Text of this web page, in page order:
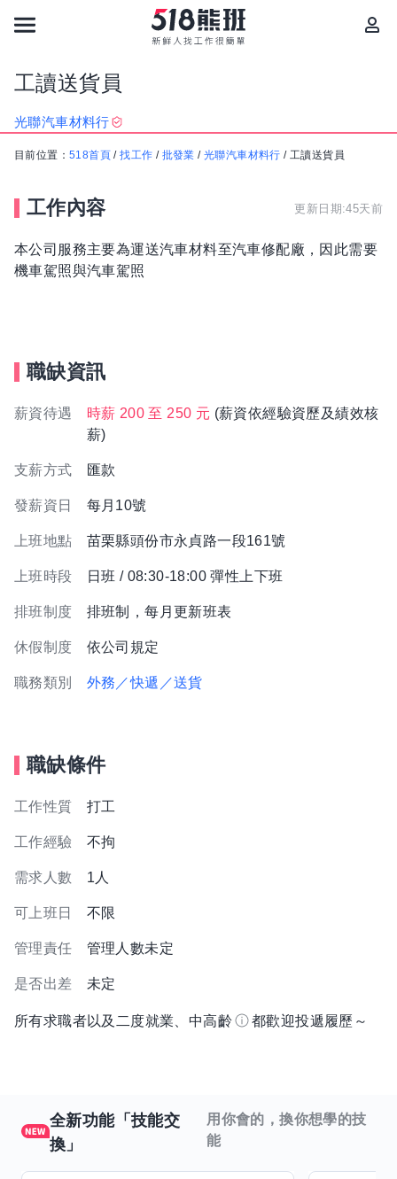
工讀送貨員
光聯汽車材料行
目前位置： 518首頁 /找工作 / 批發業 /光聯汽車材料行 /工讀送貨員
工作內容 更新日期:45天前
本公司服務主要為運送汽車材料至汽車修配廠，因此需要
機車駕照與汽車駕照
職缺資訊
薪資待遇 時薪 200 至 250 元 (薪資依經驗資歷及績效核
薪)
支薪方式 匯款
發薪資日 每月10號
上班地點 苗栗縣頭份市永貞路一段161號
上班時段 日班 / 08:30-18:00 彈性上下班
排班制度 排班制，每月更新班表
休假制度 依公司規定
職務類別 外務／快遞／送貨
職缺條件
工作性質 打工
工作經驗 不拘
需求人數 1人
可上班日 不限
管理責任 管理人數未定
是否出差 未定
所有求職者以及二度就業、中高齡 都歡迎投遞履歷～
全新功能「技能交
換」
用你會的，換你想學的技
能